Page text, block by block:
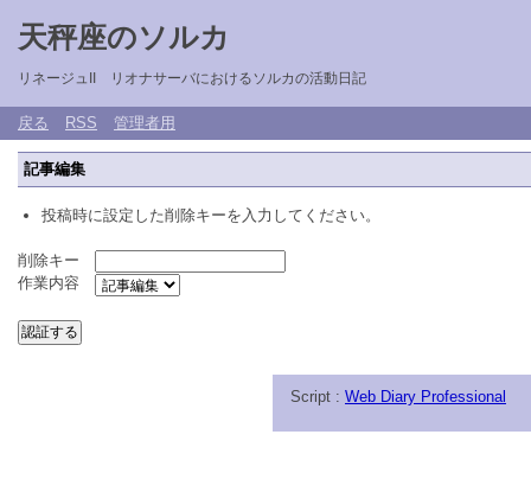
天秤座のソルカ
リネージュII リオナサーバにおけるソルカの活動日記
戻る RSS 管理者用
記事編集
投稿時に設定した削除キーを入力してください。
削除キー
作業内容
Script : Web Diary Professional